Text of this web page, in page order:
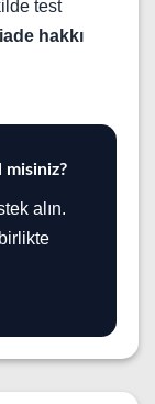
test
hakkı
misiniz?
alın.